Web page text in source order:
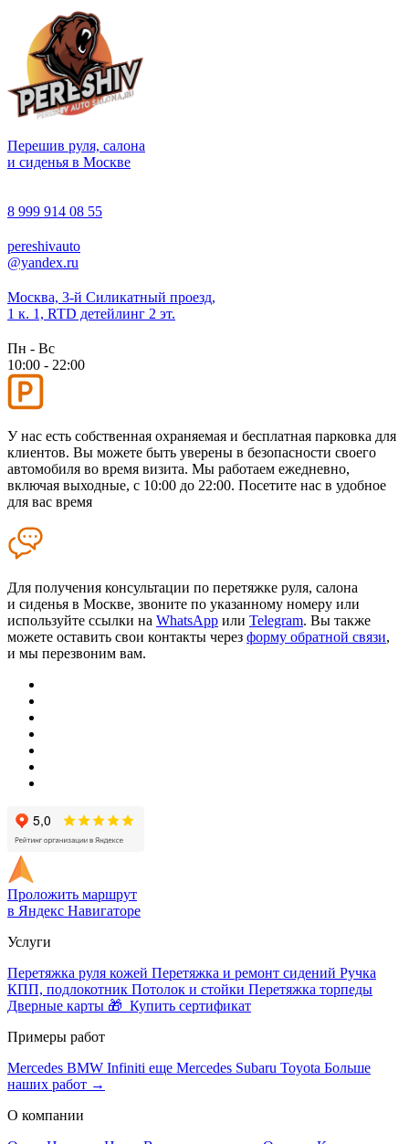
Перешив руля, салона
и сиденья в Москве
8 999 914 08 55
pereshivauto
@yandex.ru
Москва, 3-й Силикатный проезд,
1 к. 1, RTD детейлинг 2 эт.
Пн - Вс
10:00 - 22:00
У нас есть собственная охраняемая и бесплатная парковка для
клиентов. Вы можете быть уверены в безопасности своего
автомобиля во время визита. Мы работаем ежедневно,
включая выходные, с 10:00 до 22:00. Посетите нас в удобное
для вас время
Для получения консультации по перетяжке руля, салона
и сиденья в Москве, звоните по указанному номеру или
используйте ссылки на WhatsApp или Telegram. Вы также
можете оставить свои контакты через форму обратной связи,
и мы перезвоним вам.
Проложить маршрут
в Яндекс Навигаторе
Услуги
Перетяжка руля кожей Перетяжка и ремонт сидений Ручка
КПП, подлокотник Потолок и стойки Перетяжка торпеды
Дверные карты 🎁 Купить сертификат
Примеры работ
Mercedes BMW Infiniti еще Mercedes Subaru Toyota Больше
наших работ →
О компании